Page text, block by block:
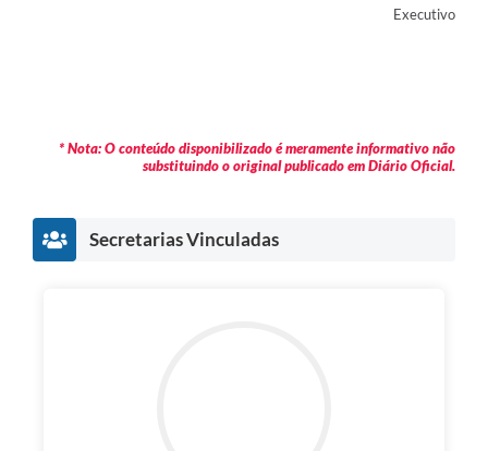
Executivo
* Nota: O conteúdo disponibilizado é meramente informativo não
substituindo o original publicado em Diário Oficial.
Secretarias Vinculadas